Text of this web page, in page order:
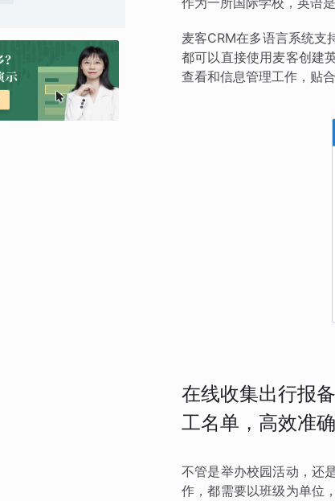
麦客CRM在多语言系统支
都可以直接使用麦客创建
查看和信息管理工作，贴
在线收集出行报
工名单，高效准确
不管是举办校园活动，还
作，都需要以班级为单位